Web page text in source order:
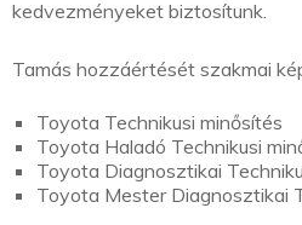
kedvezményeket biztosítunk.
Tamás hozzáértését szakmai
Toyota Technikusi minősítés
Toyota Haladó Technikusi
Toyota Diagnosztikai
Toyota Mester Diagnosztikai